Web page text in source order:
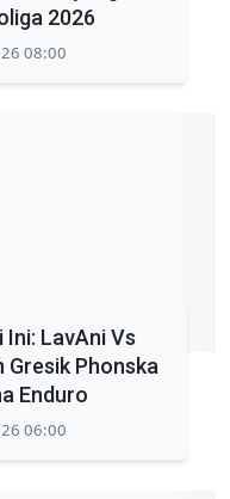
2026
08:00
Ini: LavAni Vs
Gresik Phonska
Enduro
06:00